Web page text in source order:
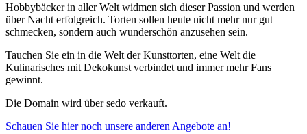
Hobbybäcker in aller Welt widmen sich dieser Passion und werden
über Nacht erfolgreich. Torten sollen heute nicht mehr nur gut
schmecken, sondern auch wunderschön anzusehen sein.
Tauchen Sie ein in die Welt der Kunsttorten, eine Welt die
Kulinarisches mit Dekokunst verbindet und immer mehr Fans
gewinnt.
Die Domain wird über sedo verkauft.
Schauen Sie hier noch unsere anderen Angebote an!